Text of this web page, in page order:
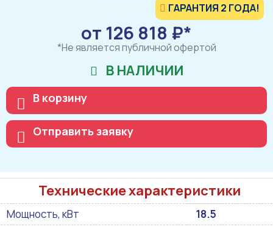
ГАРАНТИЯ 2 ГОДА!
от 126 818 ₽*
*Не является публичной офертой
В НАЛИЧИИ
В корзину
Отправить заявку
Технические характеристики
Мощность, кВт
18.5